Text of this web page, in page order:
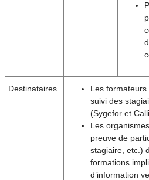
Destinataires
Les
suivi des
(Sygefor et
Les
preuve de
stagiaire, etc.)
formations
d’information